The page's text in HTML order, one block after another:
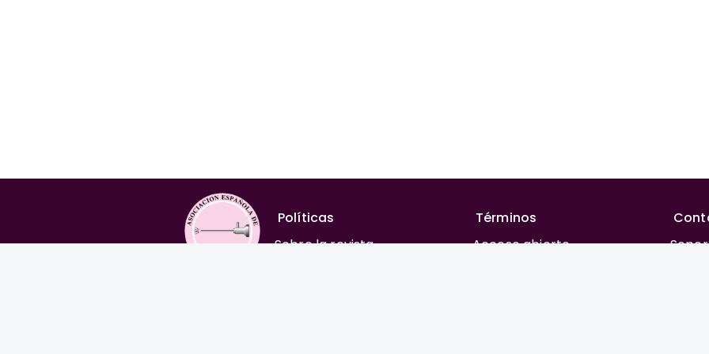
Políticas
Sobre la revista
Términos
Acceso abierto